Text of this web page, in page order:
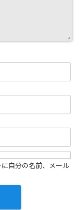
自分の名前、メール